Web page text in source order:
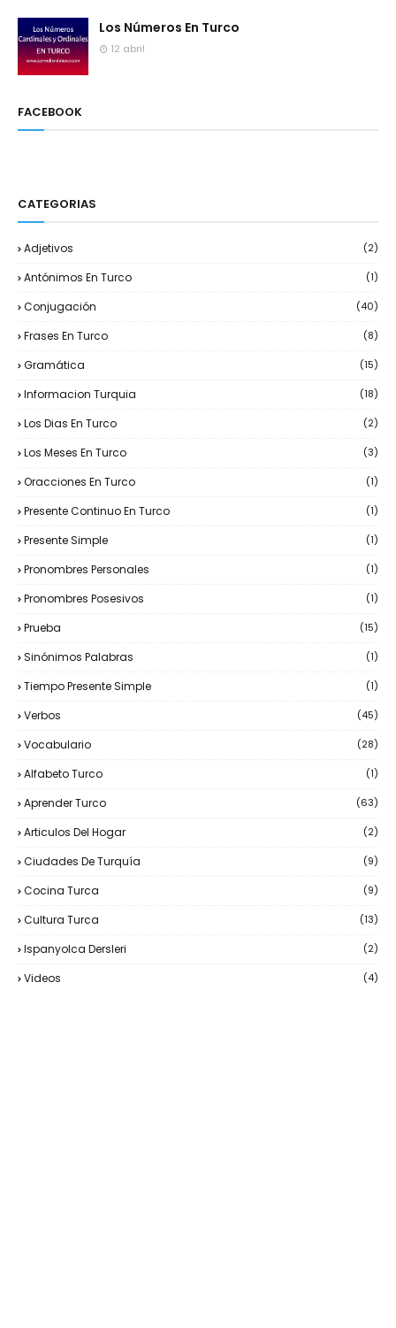
Los Números En Turco
12 abril
FACEBOOK
CATEGORIAS
Adjetivos (2)
Antónimos En Turco (1)
Conjugación (40)
Frases En Turco (8)
Gramática (15)
Informacion Turquia (18)
Los Dias En Turco (2)
Los Meses En Turco (3)
Oracciones En Turco (1)
Presente Continuo En Turco (1)
Presente Simple (1)
Pronombres Personales (1)
Pronombres Posesivos (1)
Prueba (15)
Sinónimos Palabras (1)
Tiempo Presente Simple (1)
Verbos (45)
Vocabulario (28)
Alfabeto Turco (1)
Aprender Turco (63)
Articulos Del Hogar (2)
Ciudades De Turquía (9)
Cocina Turca (9)
Cultura Turca (13)
Ispanyolca Dersleri (2)
Videos (4)